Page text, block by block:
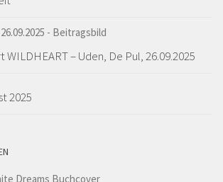
WILDHEART – Uden, De Pul, 26.09.2025
2025